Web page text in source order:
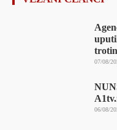
07/08/
06/08/